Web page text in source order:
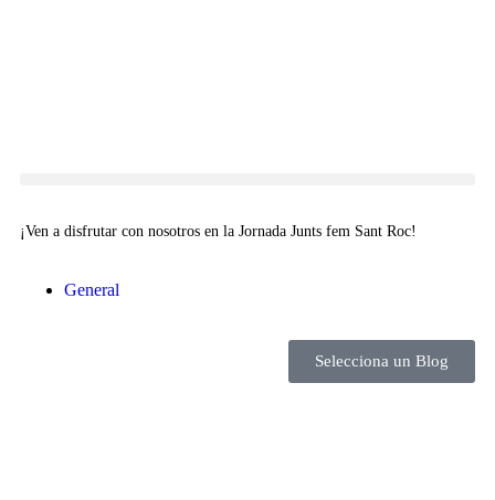
¡Ven a disfrutar con nosotros en la Jornada Junts fem Sant Roc!
General
Selecciona un Blog